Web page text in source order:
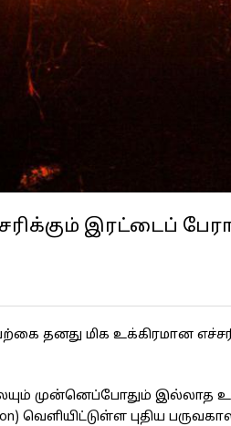
இரட்டைப்
தனது மிக உக்கிரமான
முன்னெப்போதும் இல்லாத
வெளியிட்டுள்ள புதிய